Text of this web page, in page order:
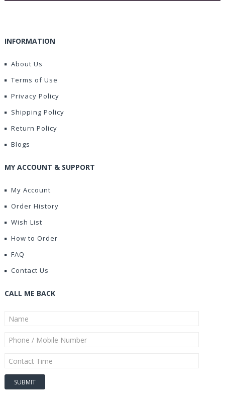
INFORMATION
About Us
Terms of Use
Privacy Policy
Shipping Policy
Return Policy
Blogs
MY ACCOUNT & SUPPORT
My Account
Order History
Wish List
How to Order
FAQ
Contact Us
CALL ME BACK